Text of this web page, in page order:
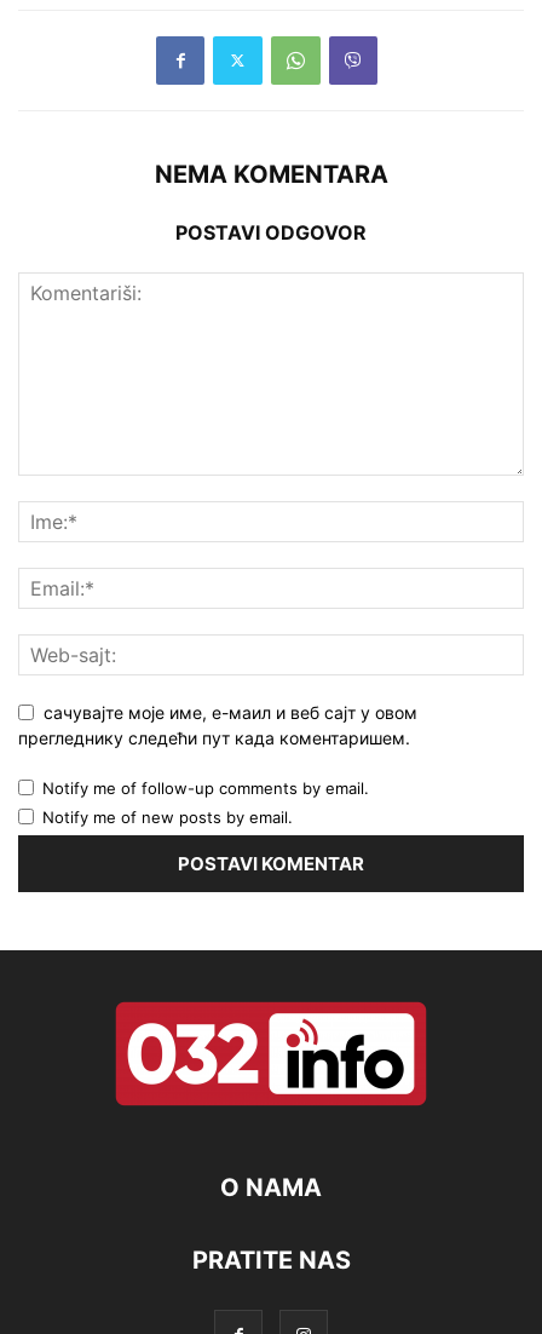
NEMA KOMENTARA
POSTAVI ODGOVOR
сачувајте моје име, е-маил и веб сајт у овом
прегледнику следећи пут када коментаришем.
Notify me of follow-up comments by email.
Notify me of new posts by email.
O NAMA
PRATITE NAS